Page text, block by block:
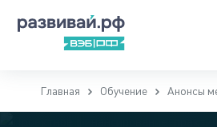
Главная Обучение Анонсы